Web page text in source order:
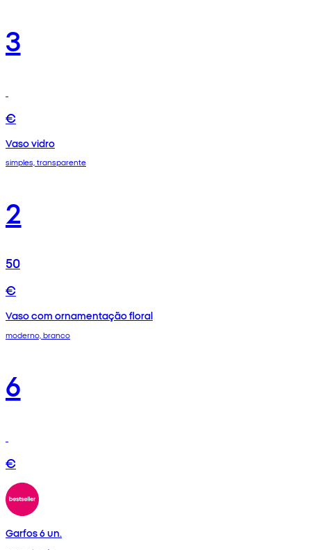
3
€
Vaso vidro
simples, transparente
2
50
€
Vaso com ornamentação floral
moderno, branco
6
€
Garfos 6 un.